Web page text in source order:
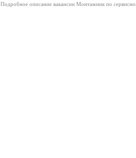
Подробное описание вакансии Монтажник по